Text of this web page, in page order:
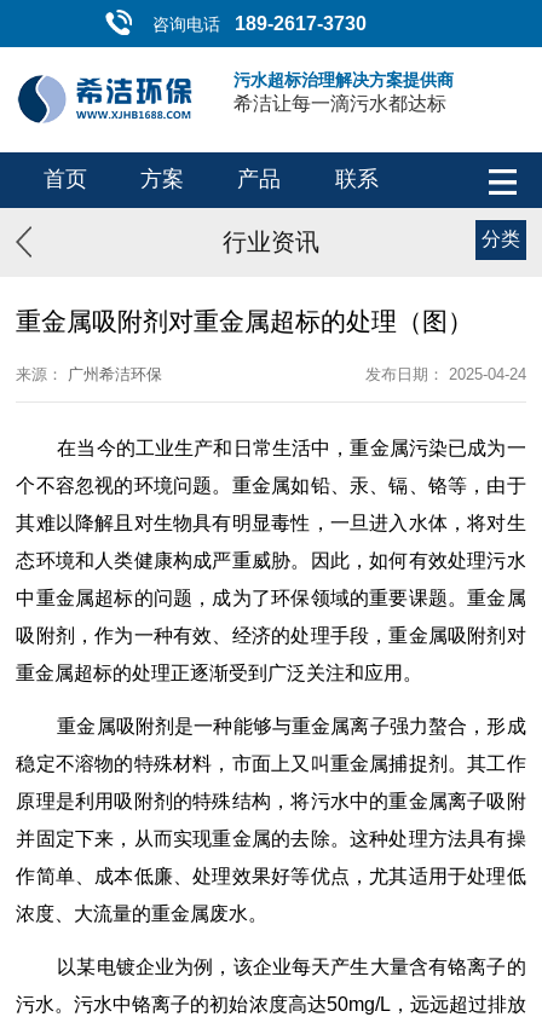
咨询电话 189-2617-3730
污水超标治理解决方案提供商
希洁让每一滴污水都达标
首页 方案 产品 联系
行业资讯 分类
重金属吸附剂对重金属超标的处理（图）
来源： 广州希洁环保 发布日期： 2025-04-24
在当今的工业生产和日常生活中，重金属污染已成为一
个不容忽视的环境问题。重金属如铅、汞、镉、铬等，由于
其难以降解且对生物具有明显毒性，一旦进入水体，将对生
态环境和人类健康构成严重威胁。因此，如何有效处理污水
中重金属超标的问题，成为了环保领域的重要课题。重金属
吸附剂，作为一种有效、经济的处理手段，重金属吸附剂对
重金属超标的处理正逐渐受到广泛关注和应用。
重金属吸附剂是一种能够与重金属离子强力螯合，形成
稳定不溶物的特殊材料，市面上又叫重金属捕捉剂。其工作
原理是利用吸附剂的特殊结构，将污水中的重金属离子吸附
并固定下来，从而实现重金属的去除。这种处理方法具有操
作简单、成本低廉、处理效果好等优点，尤其适用于处理低
浓度、大流量的重金属废水。
以某电镀企业为例，该企业每天产生大量含有铬离子的
污水。污水中铬离子的初始浓度高达50mg/L，远远超过排放